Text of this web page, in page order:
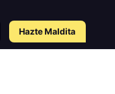
Hazte Maldita